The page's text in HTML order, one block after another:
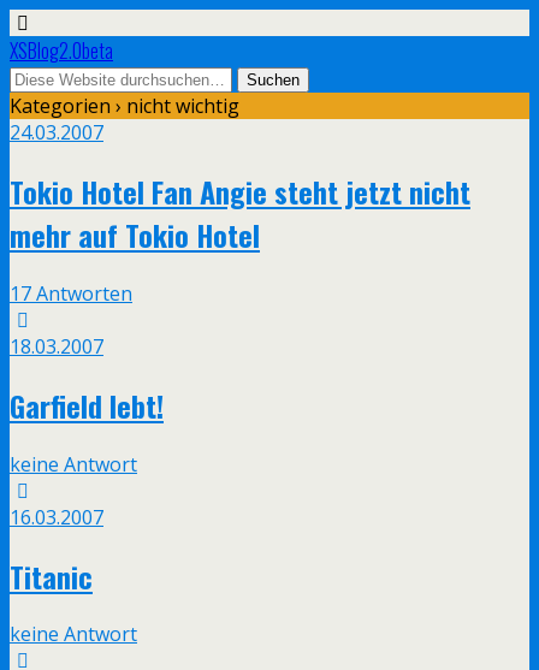
XSBlog2.0beta
Kategorien › nicht wichtig
24.03.2007
Tokio Hotel Fan Angie steht jetzt nicht
mehr auf Tokio Hotel
17 Antworten
18.03.2007
Garfield lebt!
keine Antwort
16.03.2007
Titanic
keine Antwort